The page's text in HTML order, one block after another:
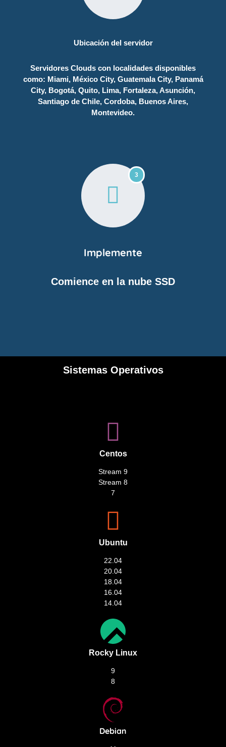
Ubicación del servidor
Servidores Clouds con localidades disponibles
como: Miami, México City, Guatemala City, Panamá
City, Bogotá, Quito, Lima, Fortaleza, Asunción,
Santiago de Chile, Cordoba, Buenos Aires,
Montevideo.
3
Implemente
Comience en la nube SSD
Sistemas Operativos
Centos
Stream 9
Stream 8
7
Ubuntu
22.04
20.04
18.04
16.04
14.04
Rocky Linux
9
8
Debian